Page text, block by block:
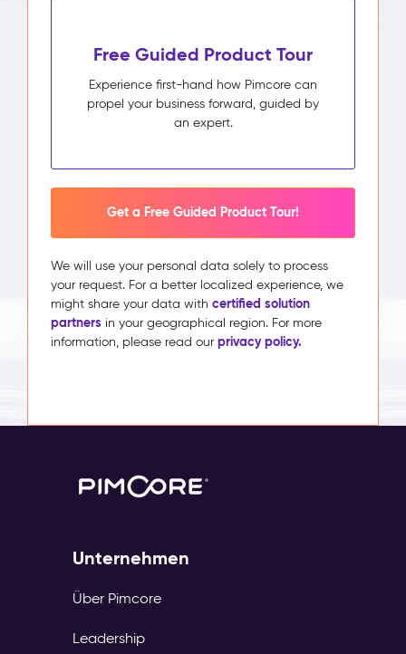
Free Guided Product Tour
Experience first-hand how Pimcore can
propel your business forward, guided by
an expert.
Get a Free Guided Product Tour!
We will use your personal data solely to process
your request. For a better localized experience, we
might share your data with certified solution
partners in your geographical region. For more
information, please read our privacy policy.
Unternehmen
Über Pimcore
Leadership